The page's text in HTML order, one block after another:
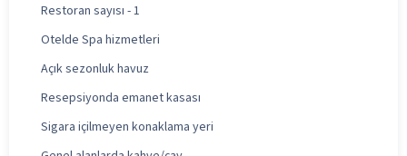
Restoran sayısı - 1
Otelde Spa hizmetleri
Açık sezonluk havuz
Resepsiyonda emanet kasası
Sigara içilmeyen konaklama yeri